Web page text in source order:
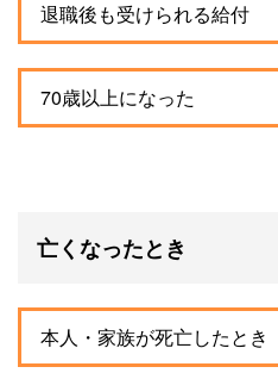
退職後も受けられる給付
70歳以上になった
亡くなったとき
本人・家族が死亡したとき